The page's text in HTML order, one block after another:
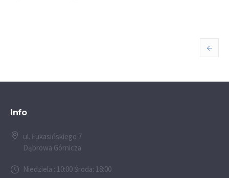
Info
ul. Łukasińskiego 7
Dąbrowa Górnicza
Niedziela : 10:00 Środa: 18:00